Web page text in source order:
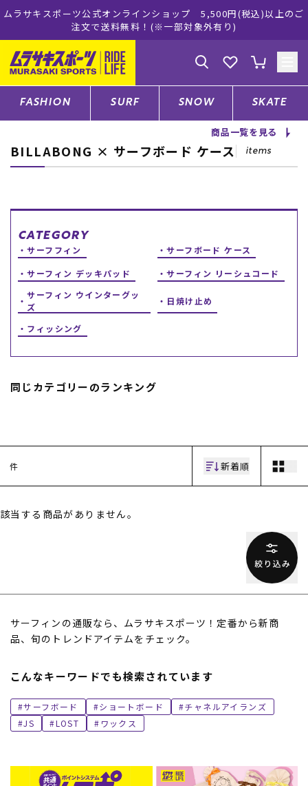
ムラサキスポーツ公式オンラインショップ 5,500円(税込)以上のご
注文で送料無料！(※一部対象外有り)
ゲスト様
ログイン 会員登録
店舗一覧
CATEGORY
ファッションTOP
サーフTOP
スノーTOP
ブランド一覧
覧
スタッフスナップ
ご利用ガイド
ポイント・クーポンもこのアプリで！
FASHION SURF SNOW SKATE
商品一覧を見る
BILLABONG × サーフボード ケース items
CATEGORY
サーフフィン
サーフボード ケース
サーフィン デッキパッド
サーフィン リーシュコード
サーフィン ウインターグッ
ズ
日焼け止め
フィッシング
同じカテゴリーのランキング
件 新着順
該当する商品がありません。
サーフィンの通販なら、ムラサキスポーツ！定番から新商
品、旬のトレンドアイテムをチェック。
こんなキーワードでも検索されています
サーフボード ショートボード
チャネルアイランズ
JS
LOST ワックス